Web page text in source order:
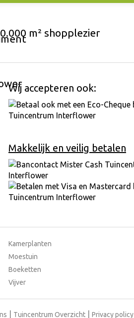
m² shopplezier
Wij accepteren ook:
Makkelijk en veilig betalen
Kamerplanten
Moestuin
Boeketten
Vijver
Tuincentrum Overzicht Privacy policy